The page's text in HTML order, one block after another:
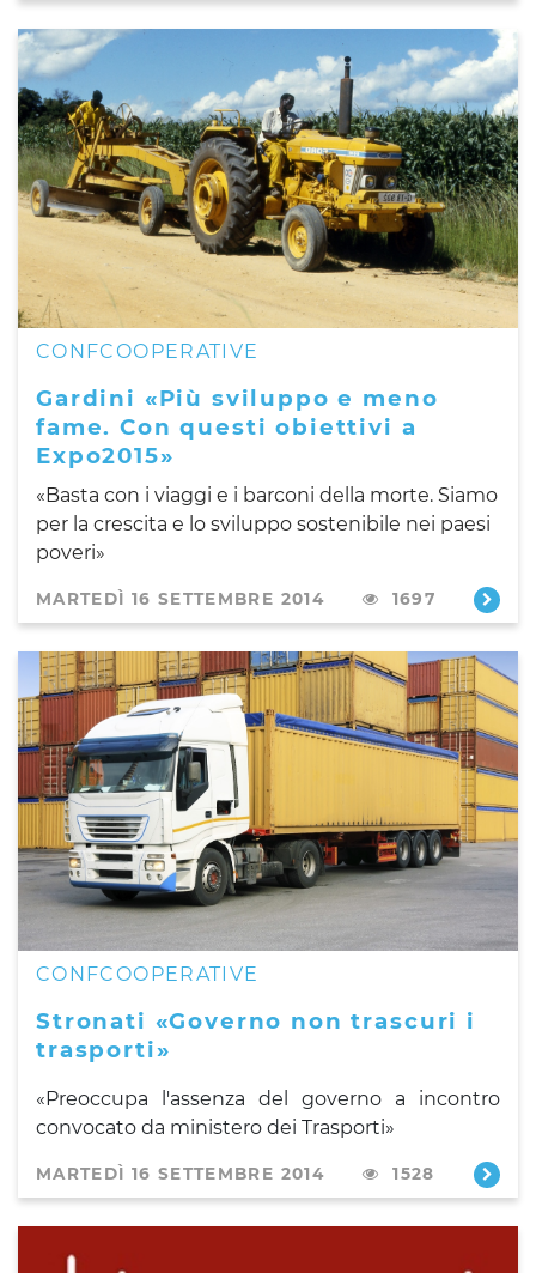
CONFCOOPERATIVE
Gardini «Più sviluppo e meno
fame. Con questi obiettivi a
Expo2015»
«Basta con i viaggi e i barconi della morte. Siamo
per la crescita e lo sviluppo sostenibile nei paesi
poveri»
MARTEDÌ 16 SETTEMBRE 2014 1697
CONFCOOPERATIVE
Stronati «Governo non trascuri i
trasporti»
«Preoccupa l'assenza del governo a incontro
convocato da ministero dei Trasporti»
MARTEDÌ 16 SETTEMBRE 2014 1528